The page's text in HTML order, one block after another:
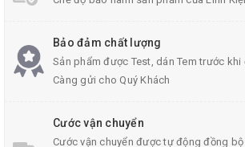
Chất liệu: Mica trong suốt
Bảo đảm chất lượng
Sản phẩm được Test, dán Tem trước
Càng gửi cho Quý Khách
Cước vận chuyển
Cước vận chuyển được tự động đồng bộ